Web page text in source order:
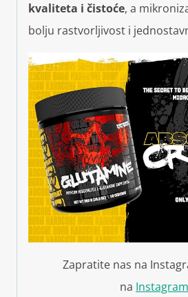
kvaliteta i čistoće, a
bolju rastvorljivost i
Zapratite nas na
na Instagram